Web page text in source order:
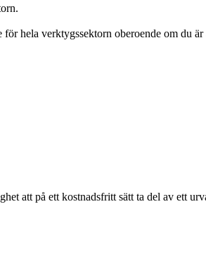
hela verktygssektorn oberoende om du
att på ett kostnadsfritt sätt ta del av ett